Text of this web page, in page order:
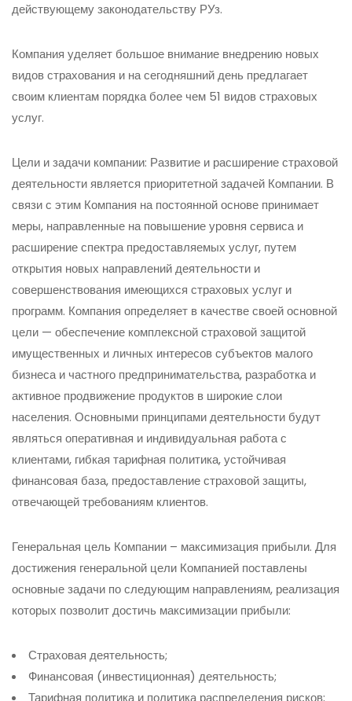
действующему законодательству РУз.
Компания уделяет большое внимание внедрению новых
видов страхования и на сегодняшний день предлагает
своим клиентам порядка более чем 51 видов страховых
услуг.
Цели и задачи компании: Развитие и расширение страховой
деятельности является приоритетной задачей Компании. В
связи с этим Компания на постоянной основе принимает
меры, направленные на повышение уровня сервиса и
расширение спектра предоставляемых услуг, путем
открытия новых направлений деятельности и
совершенствования имеющихся страховых услуг и
программ. Компания определяет в качестве своей основной
цели — обеспечение комплексной страховой защитой
имущественных и личных интересов субъектов малого
бизнеса и частного предпринимательства, разработка и
активное продвижение продуктов в широкие слои
населения. Основными принципами деятельности будут
являться оперативная и индивидуальная работа с
клиентами, гибкая тарифная политика, устойчивая
финансовая база, предоставление страховой защиты,
отвечающей требованиям клиентов.
Генеральная цель Компании – максимизация прибыли. Для
достижения генеральной цели Компанией поставлены
основные задачи по следующим направлениям, реализация
которых позволит достичь максимизации прибыли:
Страховая деятельность;
Финансовая (инвестиционная) деятельность;
Тарифная политика и политика распределения рисков;